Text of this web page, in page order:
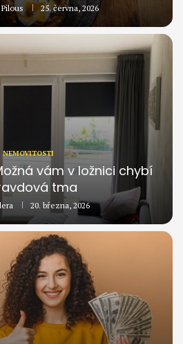
25. června, 2026
NEMOVITOSTI
vám v ložnici chybí
tma
20. března, 2026